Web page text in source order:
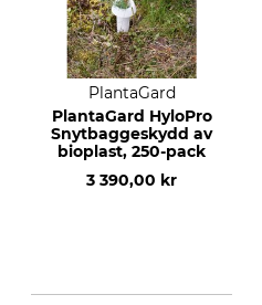
PlantaGard
PlantaGard HyloPro
Snytbaggeskydd av
bioplast, 250-pack
3 390,00 kr